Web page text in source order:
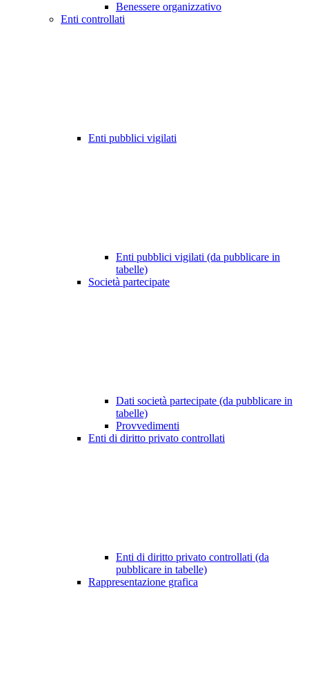
Benessere organizzativo
Enti controllati
Enti pubblici vigilati
Enti pubblici vigilati (da pubblicare in
tabelle)
Società partecipate
Dati società partecipate (da pubblicare in
tabelle)
Provvedimenti
Enti di diritto privato controllati
Enti di diritto privato controllati (da
pubblicare in tabelle)
Rappresentazione grafica